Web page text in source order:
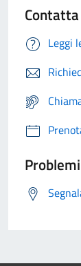
Leggi